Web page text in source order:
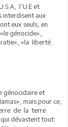
l’U.E et
interdisent aux
eux seuls, en
génocide»,
«la liberté
génocidaire et
mais pour ce,
de la terre
dévastent tout: